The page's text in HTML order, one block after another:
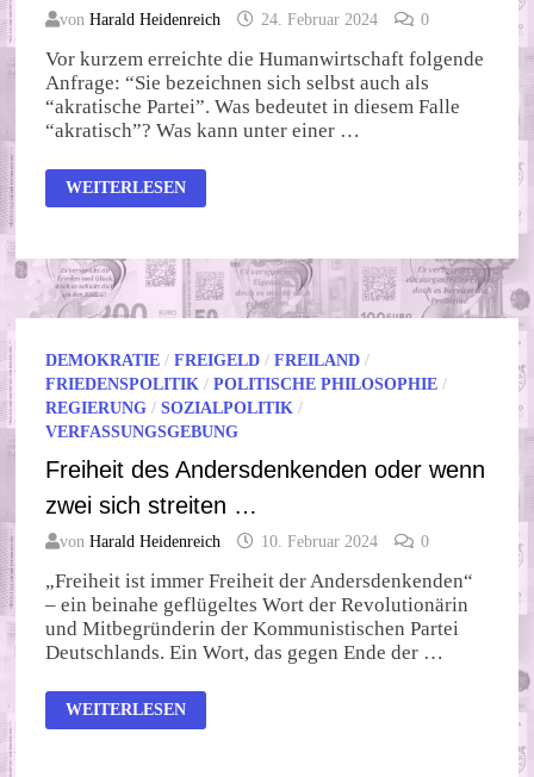
vonHarald Heidenreich 24. Februar 2024 0
Vor kurzem erreichte die Humanwirtschaft folgende
Anfrage: “Sie bezeichnen sich selbst auch als
“akratische Partei”. Was bedeutet in diesem Falle
“akratisch”? Was kann unter einer …
AKRATIE
WEITERLESEN
DEMOKRATIE /FREIGELD /FREILAND /
FRIEDENSPOLITIK /POLITISCHE PHILOSOPHIE /
REGIERUNG /SOZIALPOLITIK /
VERFASSUNGSGEBUNG
Freiheit des Andersdenkenden oder wenn
zwei sich streiten …
vonHarald Heidenreich 10. Februar 2024 0
„Freiheit ist immer Freiheit der Andersdenkenden“
– ein beinahe geflügeltes Wort der Revolutionärin
und Mitbegründerin der Kommunistischen Partei
Deutschlands. Ein Wort, das gegen Ende der …
FREIHEIT
DES
WEITERLESEN